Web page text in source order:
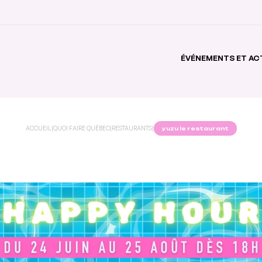
ÉVÉNEMENTS ET
ACCUEIL |QUOI FAIRE QUÉBEC|RESTAURANTS| yuzu le restaurant